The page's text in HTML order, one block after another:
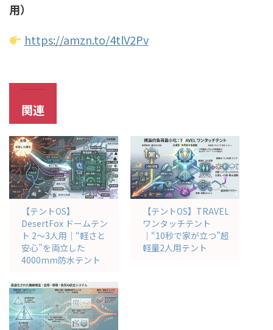
用）
https://amzn.to/4tlV2Pv
関連
【テントOS】
DesertFox ドームテン
ト 2〜3人用｜“軽さと
安心”を両立した
4000mm防水テント
【テントOS】TRAVEL
ワンタッチテント
｜“10秒で家が立つ”超
軽量2人用テント